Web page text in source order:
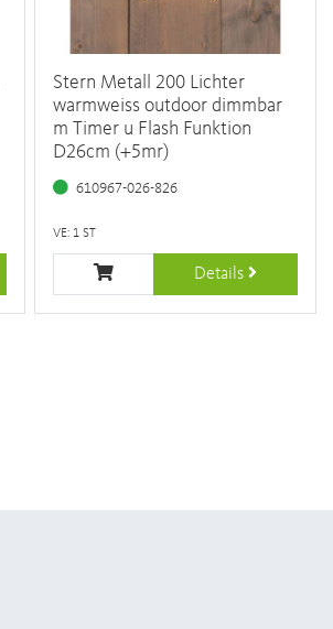
Stern Metall 200 Lichter
warmweiss outdoor dimmbar
m Timer u Flash Funktion
D26cm (+5mr)
610967-026-826
VE: 1 ST
Details